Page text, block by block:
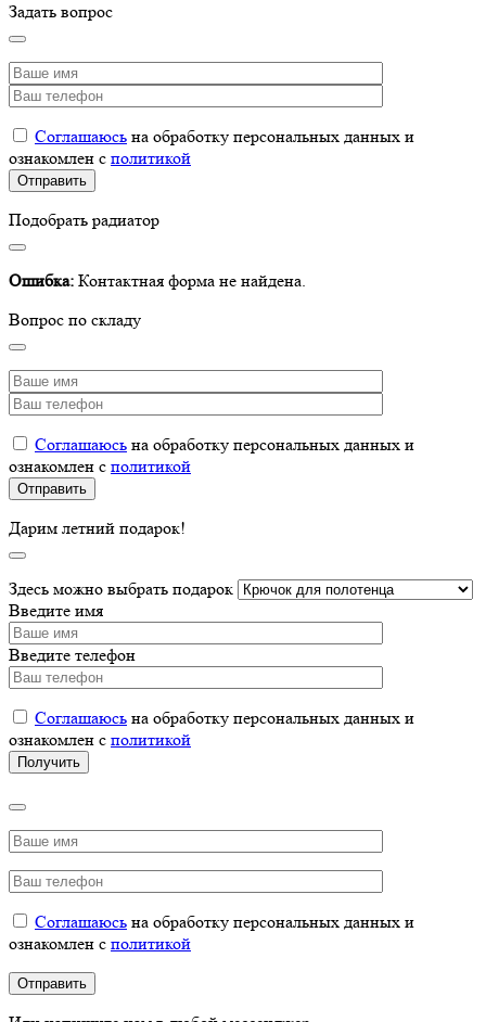
Задать вопрос
Соглашаюсь на обработку персональных данных и
ознакомлен с политикой
Подобрать радиатор
Ошибка: Контактная форма не найдена.
Вопрос по складу
Соглашаюсь на обработку персональных данных и
ознакомлен с политикой
Дарим летний подарок!
Здесь можно выбрать подарок
Введите имя
Введите телефон
Соглашаюсь на обработку персональных данных и
ознакомлен с политикой
Соглашаюсь на обработку персональных данных и
ознакомлен с политикой